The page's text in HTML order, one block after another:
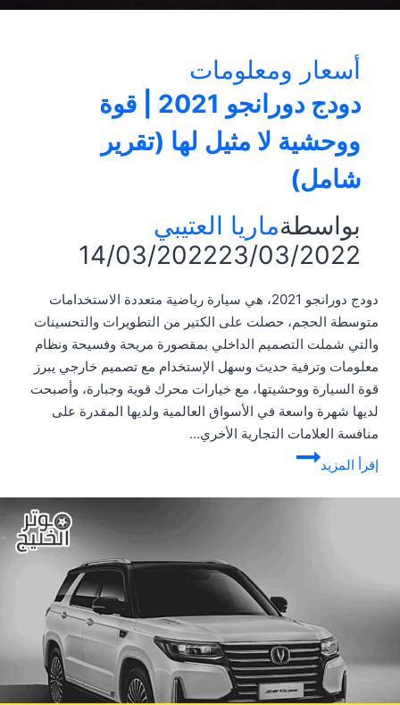
أسعار ومعلومات
دودج دورانجو 2021 | قوة
ووحشية لا مثيل لها (تقرير
شامل)
بواسطةماريا العتيبي
14/03/202223/03/2022
دودج دورانجو 2021، هي سيارة رياضية متعددة الاستخدامات
متوسطة الحجم، حصلت على الكتير من التطويرات والتحسينات
والتي شملت التصميم الداخلي بمقصورة مريحة وفسيحة ونظام
معلومات وترفية حديث وسهل الإستخدام مع تصميم خارجي يبرز
قوة السيارة ووحشيتها، مع خيارات محرك قوية وجبارة، وأصبحت
لديها شهرة واسعة في الأسواق العالمية ولديها المقدرة على
منافسة العلامات التجارية الأخري…
إقرأ المزيد
دودج
2021
لها
(تقرير
شامل)